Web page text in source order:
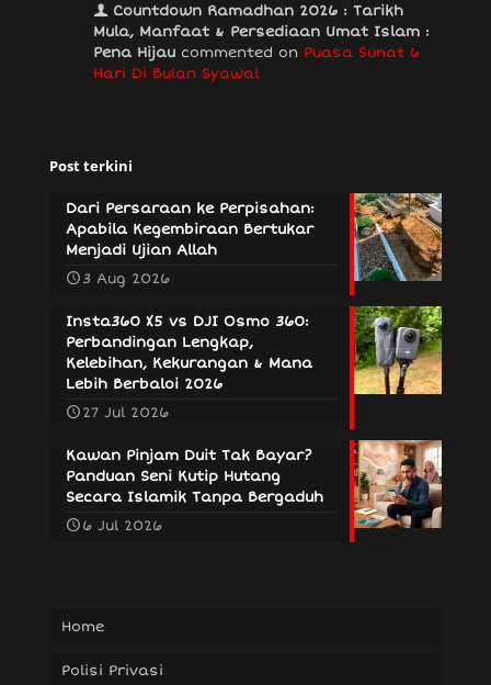
Countdown Ramadhan 2026 : Tarikh
Mula, Manfaat & Persediaan Umat Islam :
Pena Hijau commented on Puasa Sunat 6
Hari Di Bulan Syawal
Post terkini
Dari Persaraan ke Perpisahan:
Apabila Kegembiraan Bertukar
Menjadi Ujian Allah
3 Aug 2026
Insta360 X5 vs DJI Osmo 360:
Perbandingan Lengkap,
Kelebihan, Kekurangan & Mana
Lebih Berbaloi 2026
27 Jul 2026
Kawan Pinjam Duit Tak Bayar?
Panduan Seni Kutip Hutang
Secara Islamik Tanpa Bergaduh
6 Jul 2026
Home
Polisi Privasi